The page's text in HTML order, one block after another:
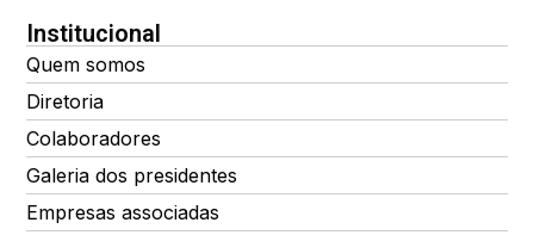
Institucional
Quem somos
Diretoria
Colaboradores
Galeria dos presidentes
Empresas associadas